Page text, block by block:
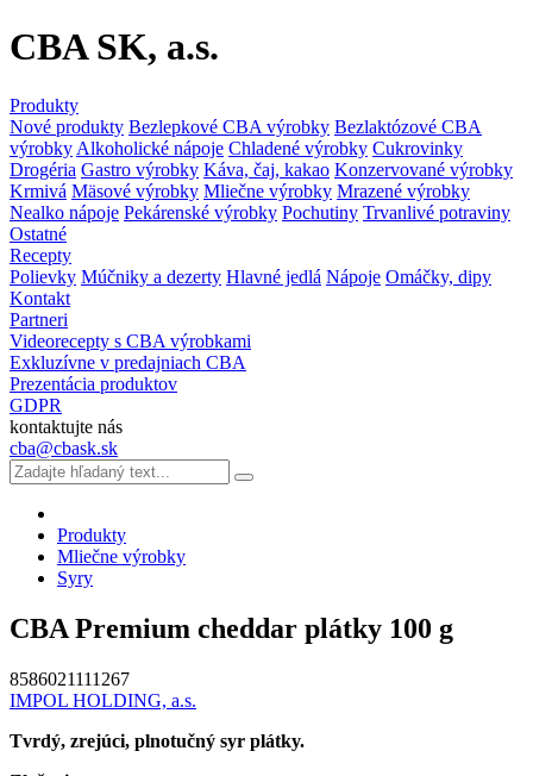
CBA SK, a.s.
Produkty
Nové produkty Bezlepkové CBA výrobky Bezlaktózové CBA
výrobky Alkoholické nápoje Chladené výrobky Cukrovinky
Drogéria Gastro výrobky Káva, čaj, kakao Konzervované výrobky
Krmivá Mäsové výrobky Mliečne výrobky Mrazené výrobky
Nealko nápoje Pekárenské výrobky Pochutiny Trvanlivé potraviny
Ostatné
Recepty
Polievky Múčniky a dezerty Hlavné jedlá Nápoje Omáčky, dipy
Kontakt
Partneri
Videorecepty s CBA výrobkami
Exkluzívne v predajniach CBA
Prezentácia produktov
GDPR
kontaktujte nás
cba@cbask.sk
Produkty
Mliečne výrobky
Syry
CBA Premium cheddar plátky 100 g
8586021111267
IMPOL HOLDING, a.s.
Tvrdý, zrejúci, plnotučný syr plátky.